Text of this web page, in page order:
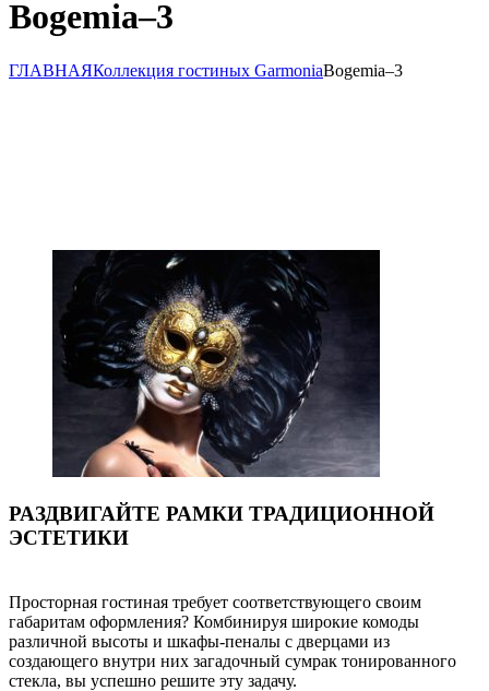
Bogemia–3
ГЛАВНАЯКоллекция гостиных GarmoniaBogemia–3
РАЗДВИГАЙТЕ РАМКИ ТРАДИЦИОННОЙ
ЭСТЕТИКИ
Просторная гостиная требует соответствующего своим
габаритам оформления? Комбинируя широкие комоды
различной высоты и шкафы-пеналы с дверцами из
создающего внутри них загадочный сумрак тонированного
стекла, вы успешно решите эту задачу.